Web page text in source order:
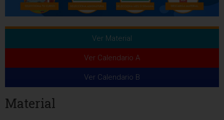
Ver Material
Ver Calendario A
Ver Calendario B
Material